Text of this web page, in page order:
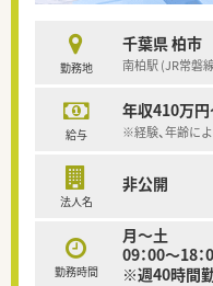
勤務地
千葉県 柏市
南柏駅 (JR常磐
給与
年収410万
※経験、年齢に
法人名
非公開
勤務時間
月～土
09：00～18：
※週40時間